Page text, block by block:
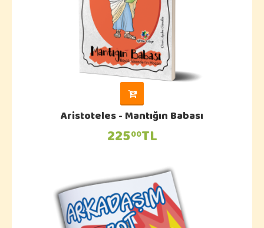
Aristoteles - Mantığın Babası
22500TL